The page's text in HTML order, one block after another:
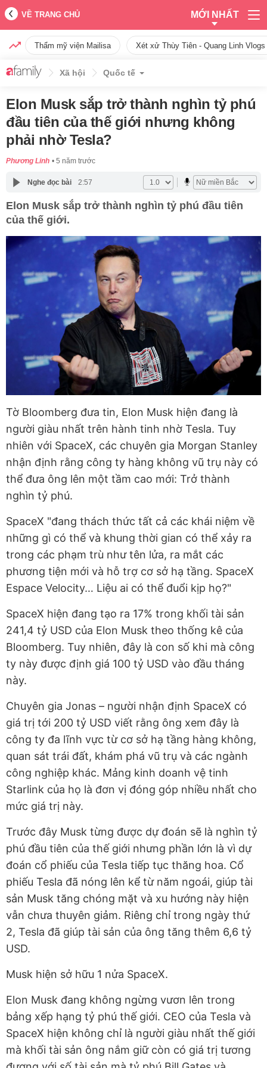
VỀ TRANG CHỦ MỚI NHẤT
Thẩm mỹ viện Mailisa Xét xử Thùy Tiên - Quang Linh
Xã hội Quốc tế
Elon Musk sắp trở thành nghìn tỷ phú
đầu tiên của thế giới nhưng không
phải nhờ Tesla?
Phương Linh 5 năm trước
Nghe đọc bài 2:57
Elon Musk sắp trở thành nghìn tỷ phú đầu tiên
của thế giới.
Tờ Bloomberg đưa tin, Elon Musk hiện đang là
người giàu nhất trên hành tinh nhờ Tesla. Tuy
nhiên với SpaceX, các chuyên gia Morgan Stanley
nhận định rằng công ty hàng không vũ trụ này có
thể đưa ông lên một tầm cao mới: Trở thành
nghìn tỷ phú.
SpaceX "đang thách thức tất cả các khái niệm về
những gì có thể và khung thời gian có thể xảy ra
trong các phạm trù như tên lửa, ra mắt các
phương tiện mới và hỗ trợ cơ sở hạ tầng. SpaceX
Espace Velocity… Liệu ai có thể đuổi kịp họ?"
SpaceX hiện đang tạo ra 17% trong khối tài sản
241,4 tỷ USD của Elon Musk theo thống kê của
Bloomberg. Tuy nhiên, đây là con số khi mà công
ty này được định giá 100 tỷ USD vào đầu tháng
này.
Chuyên gia Jonas – người nhận định SpaceX có
giá trị tới 200 tỷ USD viết rằng ông xem đây là
công ty đa lĩnh vực từ cơ sở hạ tầng hàng không,
quan sát trái đất, khám phá vũ trụ và các ngành
công nghiệp khác. Mảng kinh doanh vệ tinh
Starlink của họ là đơn vị đóng góp nhiều nhất cho
mức giá trị này.
Trước đây Musk từng được dự đoán sẽ là nghìn tỷ
phú đầu tiên của thế giới nhưng phần lớn là vì dự
đoán cổ phiếu của Tesla tiếp tục thăng hoa. Cổ
phiếu Tesla đã nóng lên kể từ năm ngoái, giúp tài
sản Musk tăng chóng mặt và xu hướng này hiện
vẫn chưa thuyên giảm. Riêng chỉ trong ngày thứ
2, Tesla đã giúp tài sản của ông tăng thêm 6,6 tỷ
USD.
Musk hiện sở hữu 1 nửa SpaceX.
Elon Musk đang không ngừng vươn lên trong
bảng xếp hạng tỷ phú thế giới. CEO của Tesla và
SpaceX hiện không chỉ là người giàu nhất thế giới
mà khối tài sản ông nắm giữ còn có giá trị tương